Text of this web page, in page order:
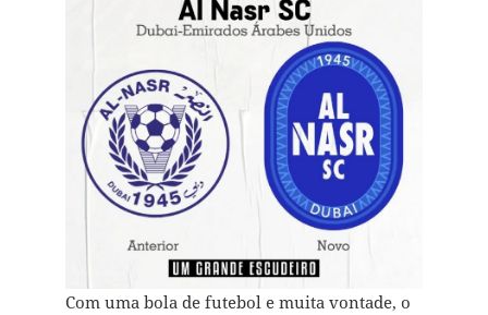
Com uma bola de futebol e muita vontade, o